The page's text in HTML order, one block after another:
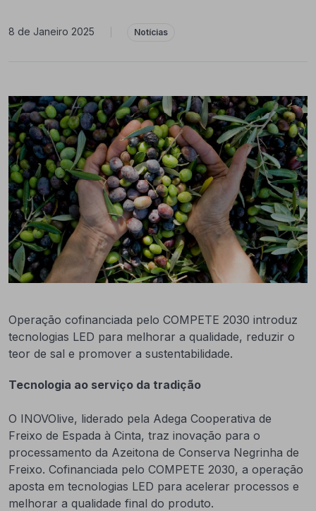
8 de Janeiro 2025 Notícias
Operação cofinanciada pelo COMPETE 2030 introduz
tecnologias LED para melhorar a qualidade, reduzir o
teor de sal e promover a sustentabilidade.
Tecnologia ao serviço da tradição
O INOVOlive, liderado pela Adega Cooperativa de
Freixo de Espada à Cinta, traz inovação para o
processamento da Azeitona de Conserva Negrinha de
Freixo. Cofinanciada pelo COMPETE 2030, a operação
aposta em tecnologias LED para acelerar processos e
melhorar a qualidade final do produto.